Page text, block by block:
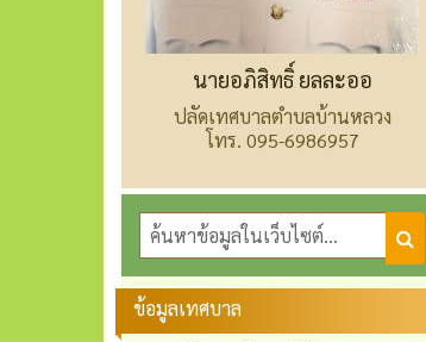
นายอภิสิทธิ์ ยลละออ
ปลัดเทศบาลตำบลบ้านหลวง
โทร. 095-6986957
ข้อมูลเทศบาล